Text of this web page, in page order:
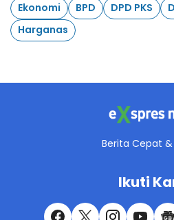
Ekonomi
BPD DPD PKS
Harganas
Berita Cepat
Ikuti